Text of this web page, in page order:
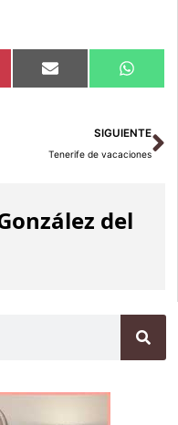
Compartir
en
Email
en
SIGUIENTE
Tenerife de vacaciones
del